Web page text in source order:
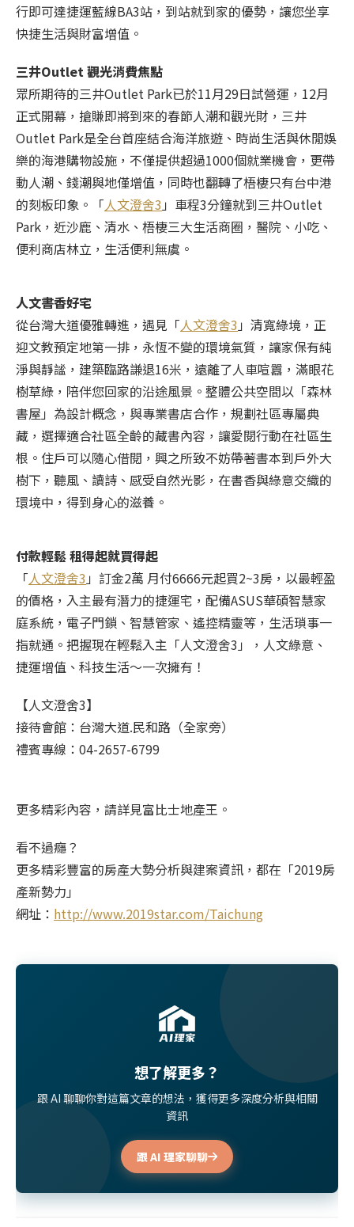
行即可達捷運藍線BA3站，到站就到家的優勢，讓您坐享
快捷生活與財富增值。
三井Outlet 觀光消費焦點
眾所期待的三井Outlet Park已於11月29日試營運，12月
正式開幕，搶賺即將到來的春節人潮和觀光財，三井
Outlet Park是全台首座結合海洋旅遊、時尚生活與休閒娛
樂的海港購物設施，不僅提供超過1000個就業機會，更帶
動人潮、錢潮與地僅增值，同時也翻轉了梧棲只有台中港
的刻板印象。「人文澄舍3 」車程3分鐘就到三井Outlet
Park，近沙鹿、清水、梧棲三大生活商圈，醫院、小吃、
便利商店林立，生活便利無虞。
人文書香好宅
從台灣大道優雅轉進，遇見「人文澄舍3 」清寬綠境，正
迎文教預定地第一排，永恆不變的環境氣質，讓家保有純
淨與靜謐，建築臨路謙退16米，遠離了人車喧囂，滿眼花
樹草綠，陪伴您回家的沿途風景。整體公共空間以「森林
書屋」為設計概念，與專業書店合作，規劃社區專屬典
藏，選擇適合社區全齡的藏書內容，讓愛閱行動在社區生
根。住戶可以隨心借閱，興之所致不妨帶著書本到戶外大
樹下，聽風、讀詩、感受自然光影，在書香與綠意交織的
環境中，得到身心的滋養。
付款輕鬆 租得起就買得起
「人文澄舍3 」訂金2萬 月付6666元起買2~3房，以最輕盈
的價格，入主最有潛力的捷運宅，配備ASUS華碩智慧家
庭系統，電子門鎖、智慧管家、遙控精靈等，生活瑣事一
指就通。把握現在輕鬆入主「人文澄舍3」，人文綠意、
捷運增值、科技生活～一次擁有！
【人文澄舍3】
接待會館：台灣大道.民和路（全家旁）
禮賓專線：04-2657-6799
更多精彩內容，請詳見富比士地產王。
看不過癮？
更多精彩豐富的房產大勢分析與建案資訊，都在「2019房
產新勢力」
網址： http://www.2019star.com/Taichung
想了解更多？
跟 AI 聊聊你對這篇文章的想法，獲得更多深度分析與相關
資訊
跟 AI 理家聊聊